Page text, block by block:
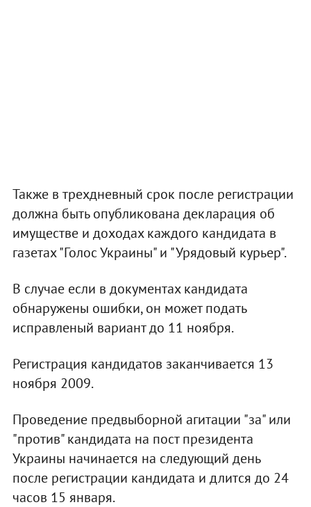
Также в трехдневный срок после регистрации
должна быть опубликована декларация об
имуществе и доходах каждого кандидата в
газетах "Голос Украины" и "Урядовый курьер".
В случае если в документах кандидата
обнаружены ошибки, он может подать
исправленый вариант до 11 ноября.
Регистрация кандидатов заканчивается 13
ноября 2009.
Проведение предвыборной агитации "за" или
"против" кандидата на пост президента
Украины начинается на следующий день
после регистрации кандидата и длится до 24
часов 15 января.